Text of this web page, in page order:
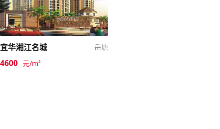
宜华湘江名城 岳塘
4600 元/m²